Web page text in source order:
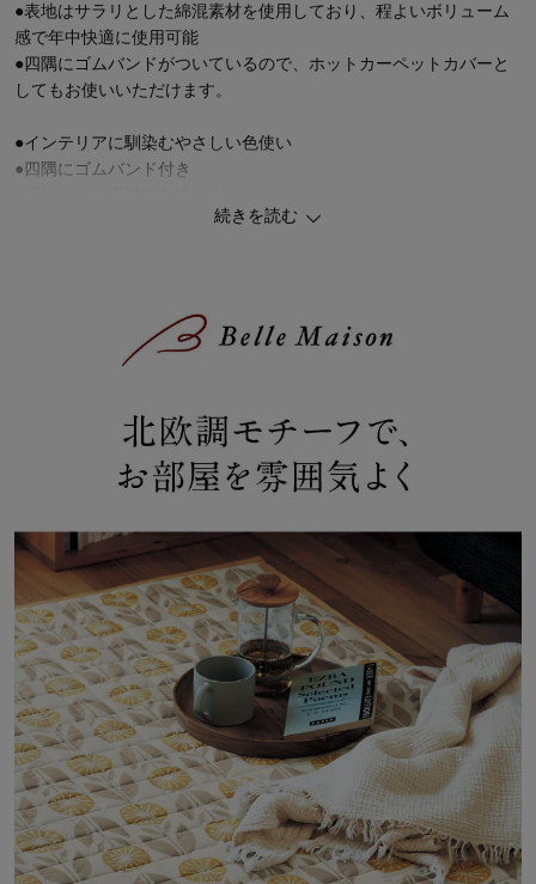
●表地はサラリとした綿混素材を使用しており、程よいボリューム
感で年中快適に使用可能
●四隅にゴムバンドがついているので、ホットカーペットカバーと
してもお使いいただけます。
●インテリアに馴染むやさしい色使い
●四隅にゴムバンド付き
■2畳用 ⇒ 約190×190ｃｍ
■3畳用 ⇒ 約190×240ｃｍ
確認下さい。また販売していないサイズもございます。
続きを読む